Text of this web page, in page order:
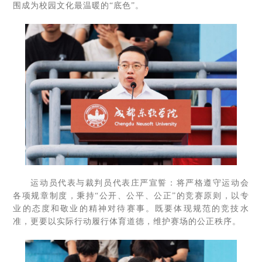
围成为校园文化最温暖的“底色”。
运动员代表与裁判员代表庄严宣誓：将严格遵守运动会
各项规章制度，秉持“公开、公平、公正”的竞赛原则，以专
业的态度和敬业的精神对待赛事。既要体现规范的竞技水
准，更要以实际行动履行体育道德，维护赛场的公正秩序。